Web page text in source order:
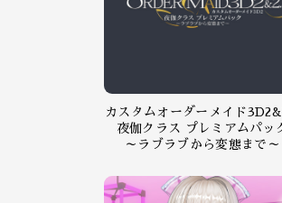
カスタムオーダーメイド
夜伽クラス プレミアムパッ
～ラブラブから変態まで～